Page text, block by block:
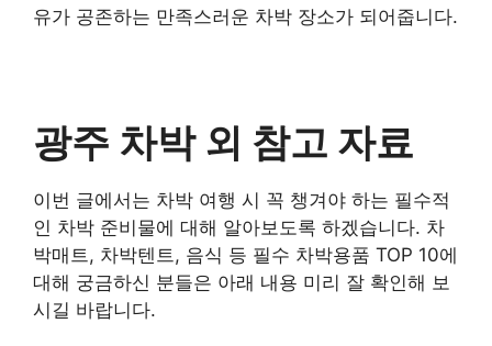
유가 공존하는 만족스러운 차박 장소가 되어줍니다.
광주 차박 외 참고 자료
이번 글에서는 차박 여행 시 꼭 챙겨야 하는 필수적
인 차박 준비물에 대해 알아보도록 하겠습니다. 차
박매트, 차박텐트, 음식 등 필수 차박용품 TOP 10에
대해 궁금하신 분들은 아래 내용 미리 잘 확인해 보
시길 바랍니다.